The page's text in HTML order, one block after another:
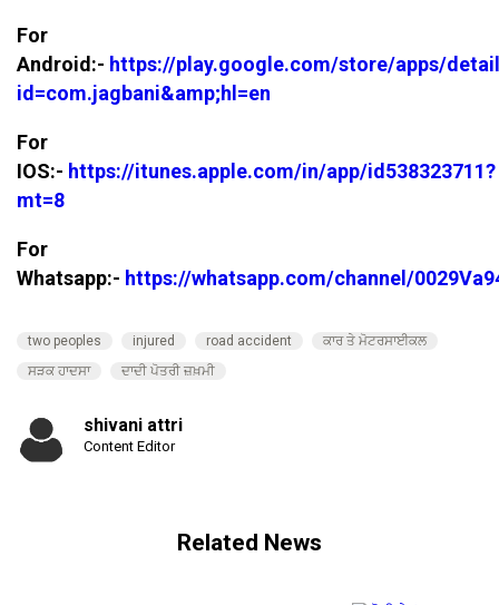
For
Android:- https://play.google.com/store/apps/
id=com.jagbani&amp;hl=en
For
IOS:- https://itunes.apple.com/in/app/id538323711?
mt=8
For
Whatsapp:- https://whatsapp.com/channel/
two peoples injured road accident
ਕਾਰ ਤੇ ਮੋਟਰਸਾਈਕਲ
ਸੜਕ ਹਾਦਸਾ
ਦਾਦੀ ਪੋਤਰੀ ਜ਼ਖ਼ਮੀ
shivani attri
Content Editor
Related News